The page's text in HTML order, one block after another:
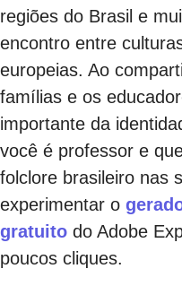
regiões do Brasil e
encontro entre
europeias. Ao
famílias e os
importante da
você é professor e
folclore brasileiro nas
experimentar o
gratuito do Adobe
poucos cliques.